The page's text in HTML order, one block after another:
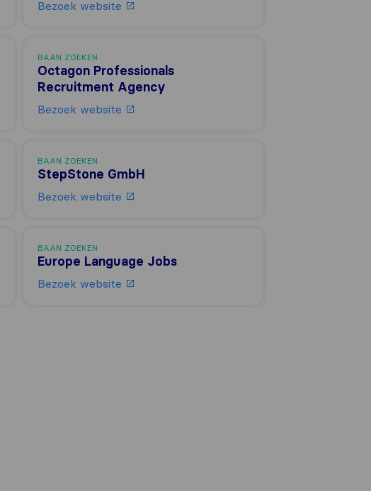
Bezoek website
BAAN ZOEKEN
Octagon Professionals
Recruitment Agency
Bezoek website
BAAN ZOEKEN
StepStone GmbH
Bezoek website
BAAN ZOEKEN
Europe Language Jobs
Bezoek website